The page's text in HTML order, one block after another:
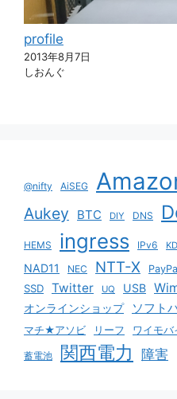
profile
2013年8月7日
しおんぐ
@nifty AiSEG
Aukey BTC DIY DNS
HEMS ingress IPv6
NAD11 NEC NTT-X
SSD Twitter UQ USB
オンラインショップ ソフト
マチ★アソビ リーフ ワイモバ
蓄電池 関西電力 障害